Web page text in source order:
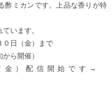
酢ミカンです。上品な香りが特
います。
日（金）まで
開催）
）配信開始です→